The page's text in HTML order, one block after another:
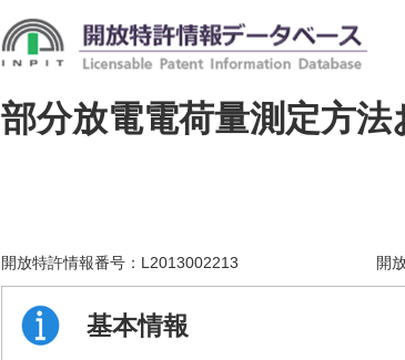
部分放電電荷量測定方
開放特許情報番号： L2013002213 開
基本情報